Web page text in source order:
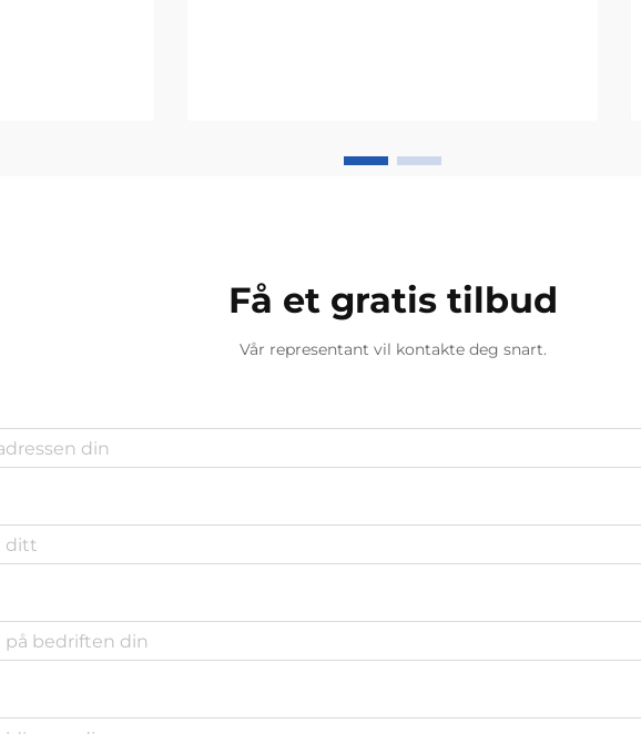
Få et gratis tilbud
Vår representant vil kontakte deg snart.